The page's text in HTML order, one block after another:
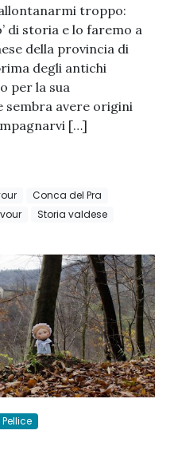
troppo:
di storia e lo faremo a
della provincia di
degli antichi
per la sua
sembra avere origini
[…]
Conca del Pra
Storia valdese